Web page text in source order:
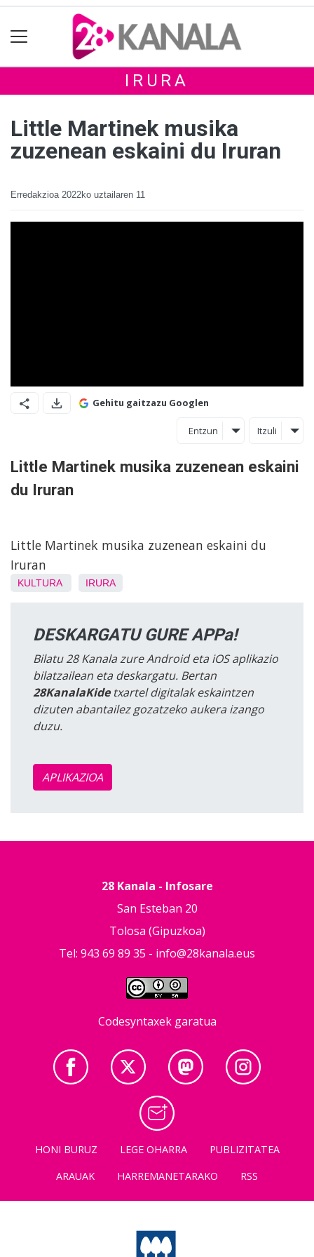
IRURA
Little Martinek musika
zuzenean eskaini du Iruran
Erredakzioa 2022ko uztailaren 11
Gehitu gaitzazu Googlen
Entzun Itzuli
Little Martinek musika zuzenean eskaini
du Iruran
Little Martinek musika zuzenean eskaini du
Iruran
KULTURA IRURA
DESKARGATU GURE APPa!
Bilatu 28 Kanala zure Android eta iOS aplikazio
bilatzailean eta deskargatu. Bertan
28KanalaKidetxartel digitalak eskaintzen
dizuten abantailez gozatzeko aukera izango
duzu.
APLIKAZIOA
28 Kanala - Infosare
San Esteban 20
Tolosa (Gipuzkoa)
Tel: 943 69 89 35 - info@28kanala.eus
Codesyntaxek garatua
HONI BURUZ LEGE OHARRA
PUBLIZITATEA
ARAUAK
HARREMANETARAKO RSS